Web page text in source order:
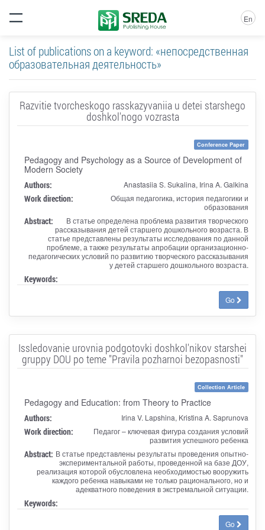
En
List of publications on a keyword: «непосредственная
образовательная деятельность»
Razvitie tvorcheskogo rasskazyvaniia u detei starshego
doshkol'nogo vozrasta
Conference Paper
Pedagogy and Psychology as a Source of Development of
Modern Society
Authors: Anastasiia S. Sukalina, Irina A. Galkina
Work direction:
Общая педагогика, история педагогики и
образования
Abstract:
В статье определена проблема развития творческого
рассказывания детей старшего дошкольного возраста. В
статье представлены результаты исследования по данной
проблеме, а также результаты апробации организационно-
педагогических условий по развитию творческого рассказывания
у детей старшего дошкольного возраста.
Keywords:
Go
Issledovanie urovnia podgotovki doshkol'nikov starshei
gruppy DOU po teme "Pravila pozharnoi bezopasnosti"
Collection Article
Pedagogy and Education: from Theory to Practice
Authors: Irina V. Lapshina, Kristina A. Saprunova
Work direction:
Педагог – ключевая фигура создания условий
развития успешного ребенка
Abstract: В статье представлены результаты проведения опытно-
экспериментальной работы, проведенной на базе ДОУ,
реализация которой обусловлена необходимостью вооружить
каждого ребенка навыками не только рационального, но и
адекватного поведения в экстремальной ситуации.
Keywords:
Go